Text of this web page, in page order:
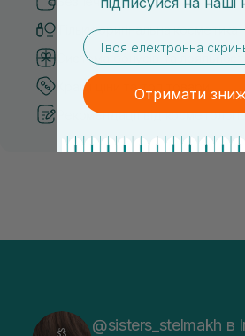
Тільки оригінальна косметика
Система бонусів та лояльності
Кращі ціни та топ товари
Рекомендації від
@sisters_stelmakh в
email
Отримати